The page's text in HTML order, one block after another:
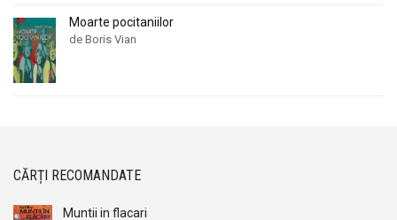
Moarte pocitaniilor
de Boris Vian
CĂRȚI RECOMANDATE
Muntii in flacari